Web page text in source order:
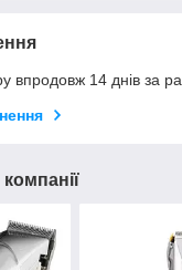
впродовж 14 днів за